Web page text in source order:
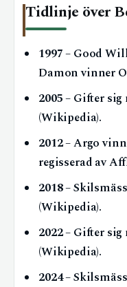
Tidlinje över
1997– Good
Damon vinner
2005– Gifter sig
(Wikipedia).
2012– Argo
regisserad av
2018–
(Wikipedia).
2022– Gifter sig
(Wikipedia).
2024–